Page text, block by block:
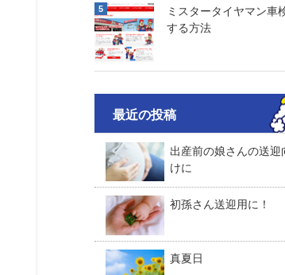
ミスタータイヤマン車
する方法
最近の投稿
出産前の娘さんの送迎
けに
初孫さん送迎用に！
真夏日